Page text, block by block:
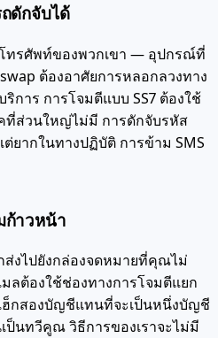
ดักจับได้
ทรศัพท์ของพวกเขา — อุปกรณ์ที่
ต้องอาศัยการหลอกลวงทาง
การ การโจมตีแบบ SS7 ต้องใช้
ที่ส่วนใหญ่ไม่มี การดักจับรหัส
ยากในทางปฏิบัติ การข้าม SMS
ก้าวหน้า
ส่งไปยังกล่องจดหมายที่คุณไม่
ลต้องใช้ช่องทางการโจมตีแยก
กสองบัญชีแทนที่จะเป็นหนึ่งบัญชี
นทวีคูณ วิธีการของเราจะไม่มี